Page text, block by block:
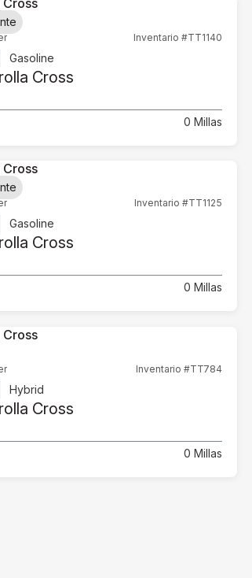
Inventario #TT1140
Gasoline
Cross
0 Millas
Inventario #TT1125
Gasoline
Cross
0 Millas
Inventario #TT784
Hybrid
Cross
0 Millas